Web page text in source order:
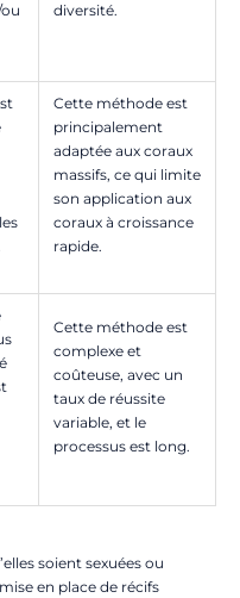
diversité.
Cette méthode est
principalement
adaptée aux coraux
massifs, ce qui limite
son application aux
coraux à croissance
rapide.
Cette méthode est
complexe et
coûteuse, avec un
taux de réussite
variable, et le
processus est long.
soient sexuées ou
en place de récifs